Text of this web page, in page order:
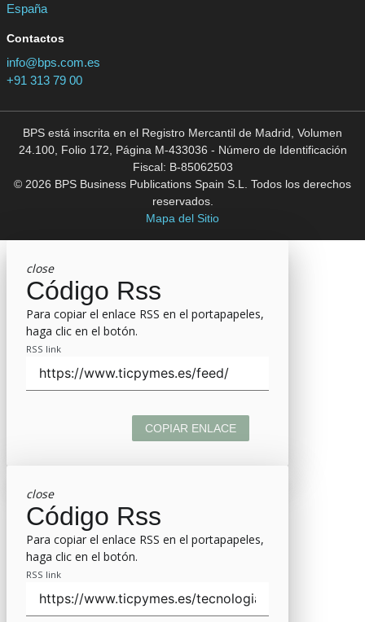
España
Contactos
info@bps.com.es
+91 313 79 00
BPS está inscrita en el Registro Mercantil de Madrid, Volumen
24.100, Folio 172, Página M-433036 - Número de Identificación
Fiscal: B-85062503
© 2026 BPS Business Publications Spain S.L. Todos los derechos
reservados.
Mapa del Sitio
close
Código Rss
Para copiar el enlace RSS en el portapapeles,
haga clic en el botón.
RSS link
COPIAR ENLACE
close
Código Rss
Para copiar el enlace RSS en el portapapeles,
haga clic en el botón.
RSS link